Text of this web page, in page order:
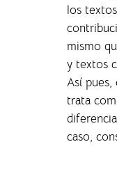
los
mismo
y textos
Así pues,
trata
caso,